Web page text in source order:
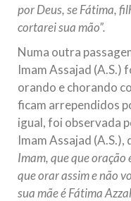
por Deus, se Fátima,
cortarei sua mão”.
Numa outra
Imam Assajad (A.S.)
orando e chorando
ficam arrependidos
igual, foi observada
Imam Assajad (A.S.),
Imam, que que oração
que orar assim e não
sua mãe é Fátima